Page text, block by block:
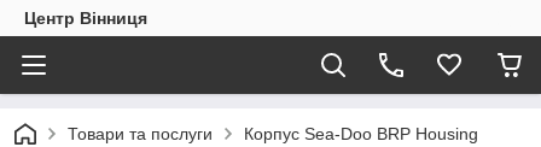
Центр Вінниця
Товари та послуги Корпус Sea-Doo BRP Housing